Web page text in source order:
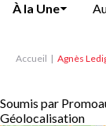
À la Une
Accueil Agnès
Soumis par
Géolocalisation